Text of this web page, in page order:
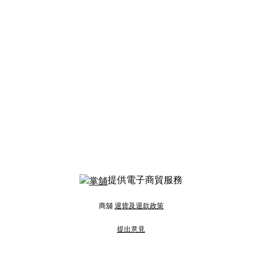
提供電子商貿服務
商舖 退貨及退款政策
提出意見